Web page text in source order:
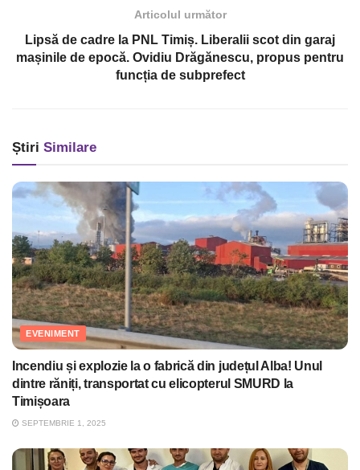
Articolul următor
Lipsă de cadre la PNL Timiș. Liberalii scot din garaj
mașinile de epocă. Ovidiu Drăgănescu, propus pentru
funcția de subprefect
Știri Similare
EVENIMENT
Incendiu și explozie la o fabrică din județul Alba! Unul
dintre răniți, transportat cu elicopterul SMURD la
Timișoara
SEPTEMBRIE 1, 2025